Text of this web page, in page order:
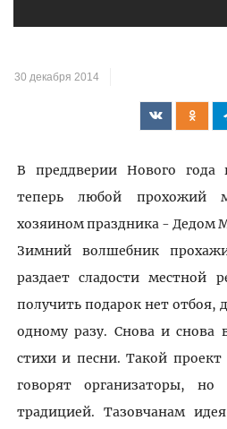
30 декабря 2014
В преддверии Нового года
теперь любой прохожий
хозяином праздника - Дедом
Зимний волшебник
раздает сладости местной
получить подарок нет отбоя,
одному разу. Снова и снова
стихи и песни. Такой
говорят организаторы,
традицией. Тазовчанам